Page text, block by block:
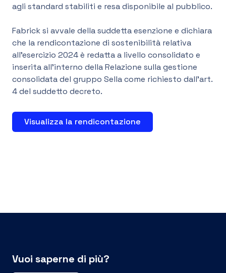
IT
agli standard stabiliti e resa disponibile al pubblico.
Fabrick si avvale della suddetta esenzione e dichiara
che la rendicontazione di sostenibilità relativa
all’esercizio 2024 è redatta a livello consolidato e
inserita all’interno della Relazione sulla gestione
consolidata del gruppo Sella come richiesto dall’art.
4 del suddetto decreto.
Visualizza la rendicontazione
Vuoi saperne di più?